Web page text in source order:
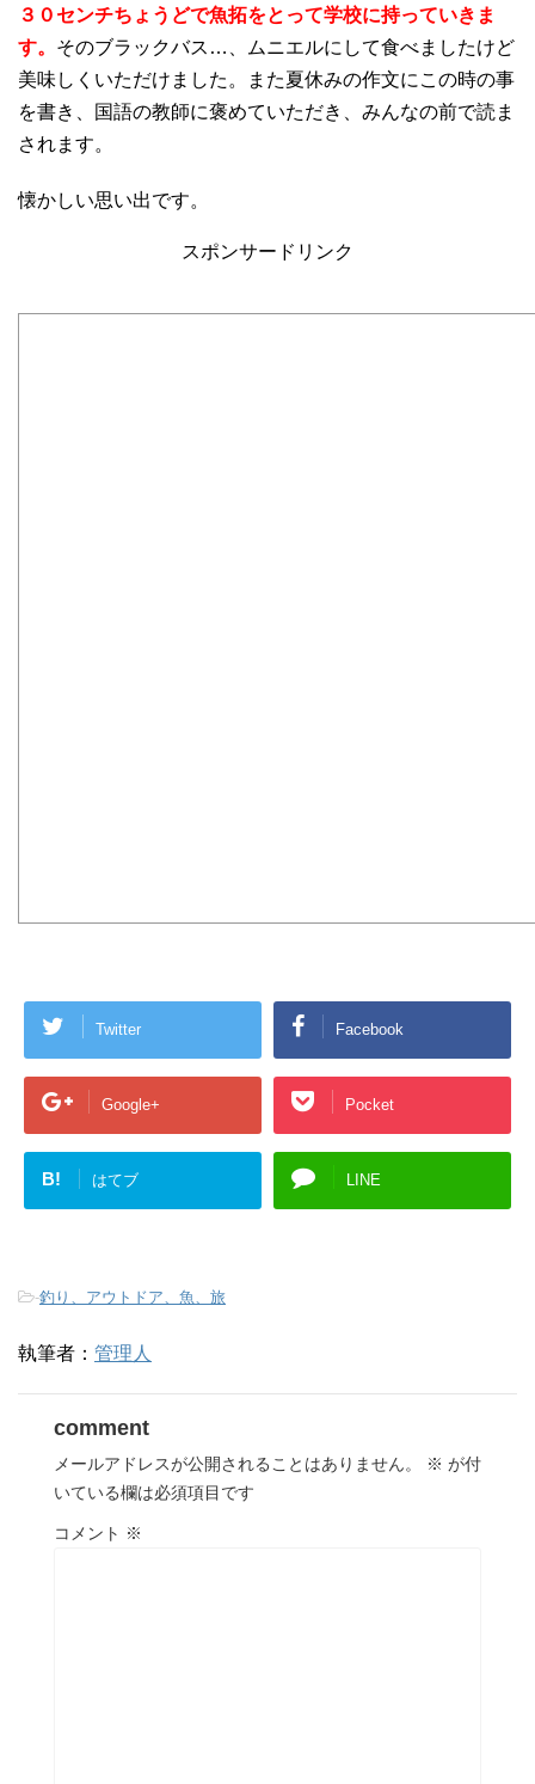
３０センチちょうどで魚拓をとって学校に持っていきま
す。 そのブラックバス…、ムニエルにして食べましたけど
美味しくいただけました。また夏休みの作文にこの時の事
を書き、国語の教師に褒めていただき、みんなの前で読ま
されます。
懐かしい思い出です。
スポンサードリンク
Twitter Facebook
Google+ Pocket
B! はてブ LINE
-釣り、アウトドア、魚、旅
執筆者： 管理人
comment
メールアドレスが公開されることはありません。 ※ が付
いている欄は必須項目です
コメント ※